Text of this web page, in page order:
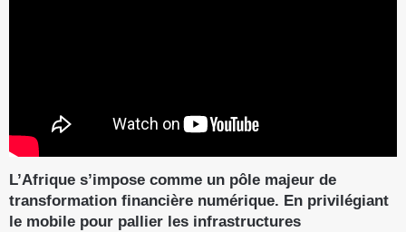
L’Afrique s’impose comme un pôle majeur de
transformation financière numérique. En privilégiant
le mobile pour pallier les infrastructures